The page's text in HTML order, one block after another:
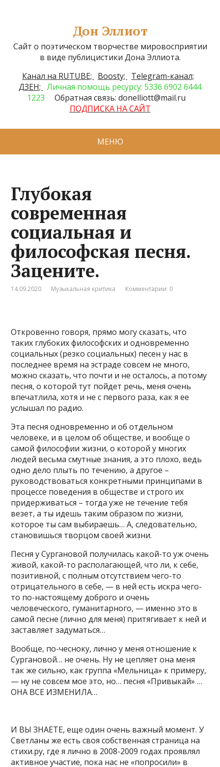
Дон Эллиот
Сайт о поэтическом творчестве мировосприятии
в виде публицистики Дона Эллиота.
Канал на RUTUBE;
Boosty;
Telegram-канал;
ДЗЕН; Личная помощь ресурсу: 5336 6902 6444
1223
Обратная связь: donelliott@mail.ru
ПОДПИСКА НА САЙТ
МЕНЮ
Глубокая
современная
социальная и
философская песня.
Зацените.
14.09.2020 Музыкальная критика Комментарии: 0
Откровенно говоря, прямо могу сказать, что
таких глубоких философских и одновременно
социальных (резко социальных) песен у нас в
последнее время на эстраде совсем не много,
можно сказать, что почти и не осталось, а потому
песня, о которой тут пойдет речь, меня очень
впечатлила, хотя и не с первого раза, как я ее
услышал по радио.
Эта песня одновременно и об отдельном
человеке, и в целом об обществе, и вообще о
самой философии жизни, о которой у многих
людей весьма смутные знания, а это плохо, ведь
одно дело плыть по течению, а другое –
руководствоваться конкретными принципами в
процессе поведения в обществе и строго их
придерживаться – тогда уже не течение тебя
везет, а ты идешь таким образом по жизни,
которое ты сам выбираешь… А, следовательно,
становишься творцом своей жизни.
Песня у Сургановой получилась какой-то уж очень
живой, какой-то располагающей, что ли, к себе,
позитивной, с полным отсутствием чего-то
отрицательного в себе, — в ней есть искра чего-
то по-настоящему доброго и очень
человеческого, гуманитарного, — именно это в
самой песне (лично для меня) притягивает к ней и
заставляет задуматься…
Вообще, по-чесноку, лично у меня отношение к
Сургановой… не очень. Ну не цепляет она меня
так же сильно, как группа «Мельница» к примеру,
— ну не совсем мое это, но… песня «Привыкай» …
ОНА ВСЕ ИЗМЕНИЛА…
И ВЫ ЗНАЕТЕ, еще один очень важный момент. У
Светланы же есть своя собственная страница на
стихи.ру, где я лично в 2008-2009 годах проявлял
активное участие, пока нас не «попросили» в